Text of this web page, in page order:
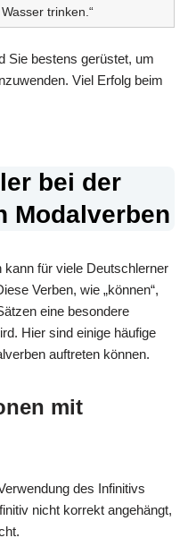
trinken.“
Sie bestens gerüstet, um
Viel Erfolg beim
bei der
Modalverben
kann für viele Deutschlerner
Verben, wie „können“,
eine besondere
Hier sind einige häufige
auftreten können.
mit
des Infinitivs
nicht korrekt angehängt,